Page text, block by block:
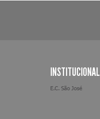
INSTITUCIONAL
E.C. São José